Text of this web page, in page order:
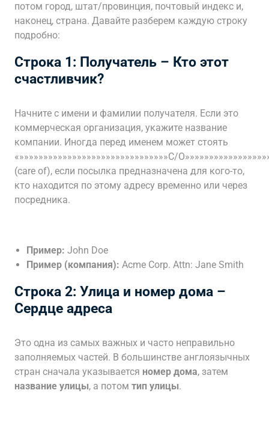
потом город, штат/провинция, почтовый индекс и,
наконец, страна. Давайте разберем каждую строку
подробно:
Строка 1: Получатель – Кто этот
счастливчик?
Начните с имени и фамилии получателя. Если это
коммерческая организация, укажите название
компании. Иногда перед именем может стоять
«»»»»»»»»»»»»»»»»»»»»»»»»»»»»»»»C/
(care of), если посылка предназначена для кого-то,
кто находится по этому адресу временно или через
посредника.
Пример: John Doe
Пример (компания): Acme Corp. Attn: Jane Smith
Строка 2: Улица и номер дома –
Сердце адреса
Это одна из самых важных и часто неправильно
заполняемых частей. В большинстве англоязычных
стран сначала указывается номер дома, затем
название улицы, а потом тип улицы.